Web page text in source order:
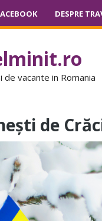
DESPRE
vacante in Romania
de